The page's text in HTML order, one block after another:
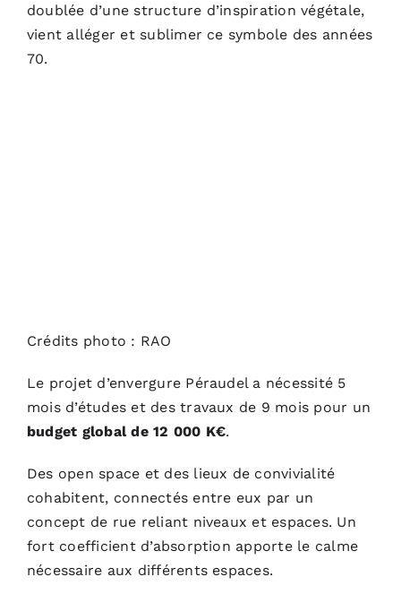
doublée d’une structure d’inspiration végétale,
vient alléger et sublimer ce symbole des années
70.
Crédits photo : RAO
Le projet d’envergure Péraudel a nécessité 5
mois d’études et des travaux de 9 mois pour un
budget global de 12 000 K€.
Des open space et des lieux de convivialité
cohabitent, connectés entre eux par un
concept de rue reliant niveaux et espaces. Un
fort coefficient d’absorption apporte le calme
nécessaire aux différents espaces.